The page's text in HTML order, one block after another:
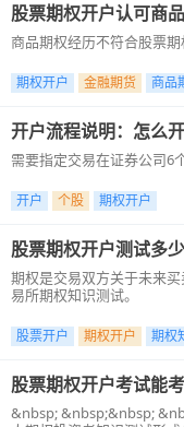
股票期权开户认可商
商品期权经历不符合股票期
期权开户 金融期货 商品
开户流程说明：怎么
需要指定交易在证券公司6
开户 个股 期权开户
股票期权开户测试多
期权是交易双方关于未来
易所期权知识测试。
股票开户 期权开户 期权
股票期权开户考试能考
&nbsp; &nbsp;&nbsp;